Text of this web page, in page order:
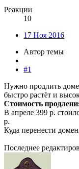
Реакции
10
17 Ноя 2016
Автор темы
#1
Нужно продлить
быстро растёт и
Стоимость
В апреле 399 р.
р.
Куда перенести
Последнее